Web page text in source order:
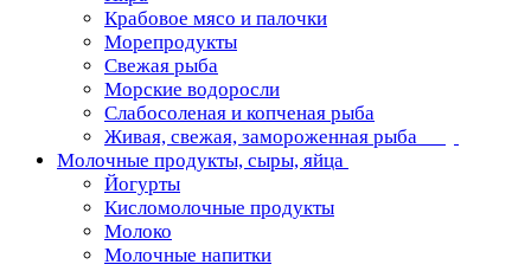
Крабовое мясо и палочки
Морепродукты
Свежая рыба
Морские водоросли
Слабосоленая и копченая рыба
Живая, свежая, замороженная рыба
Молочные продукты, сыры, яйца
Йогурты
Кисломолочные продукты
Молоко
Молочные напитки